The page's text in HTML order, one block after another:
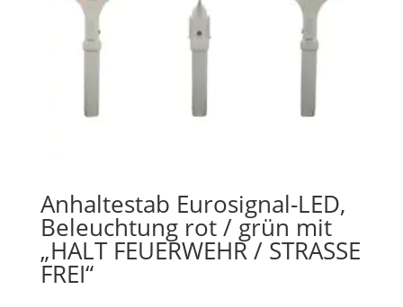
Anhaltestab Eurosignal-LED,
Beleuchtung rot / grün mit
„HALT FEUERWEHR / STRASSE
FREI“